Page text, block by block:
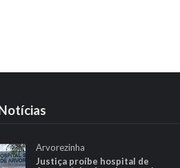
Arvorezinha
Justiça proíbe hospital de